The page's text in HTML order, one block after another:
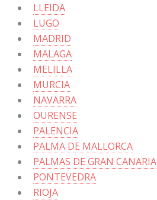
LLEIDA
LUGO
MADRID
MALAGA
MELILLA
MURCIA
NAVARRA
OURENSE
PALENCIA
PALMA DE MALLORCA
PALMAS DE GRAN CANARIA
PONTEVEDRA
RIOJA